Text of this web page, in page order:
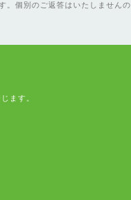
。個別のご返答はいたしませんの
ます。